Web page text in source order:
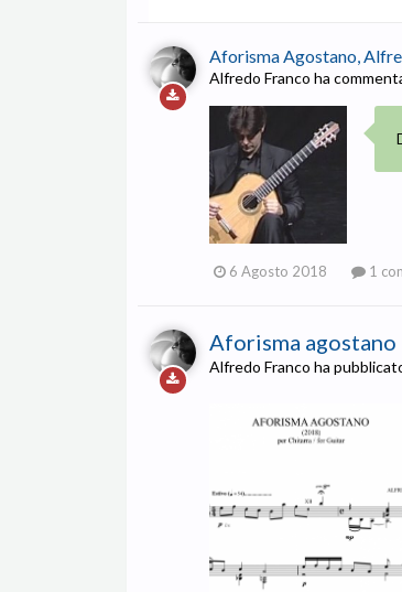
Aforisma Agostano,
Alfredo Franco ha
6 Agosto 2018 1
Aforisma agostano
Alfredo Franco ha